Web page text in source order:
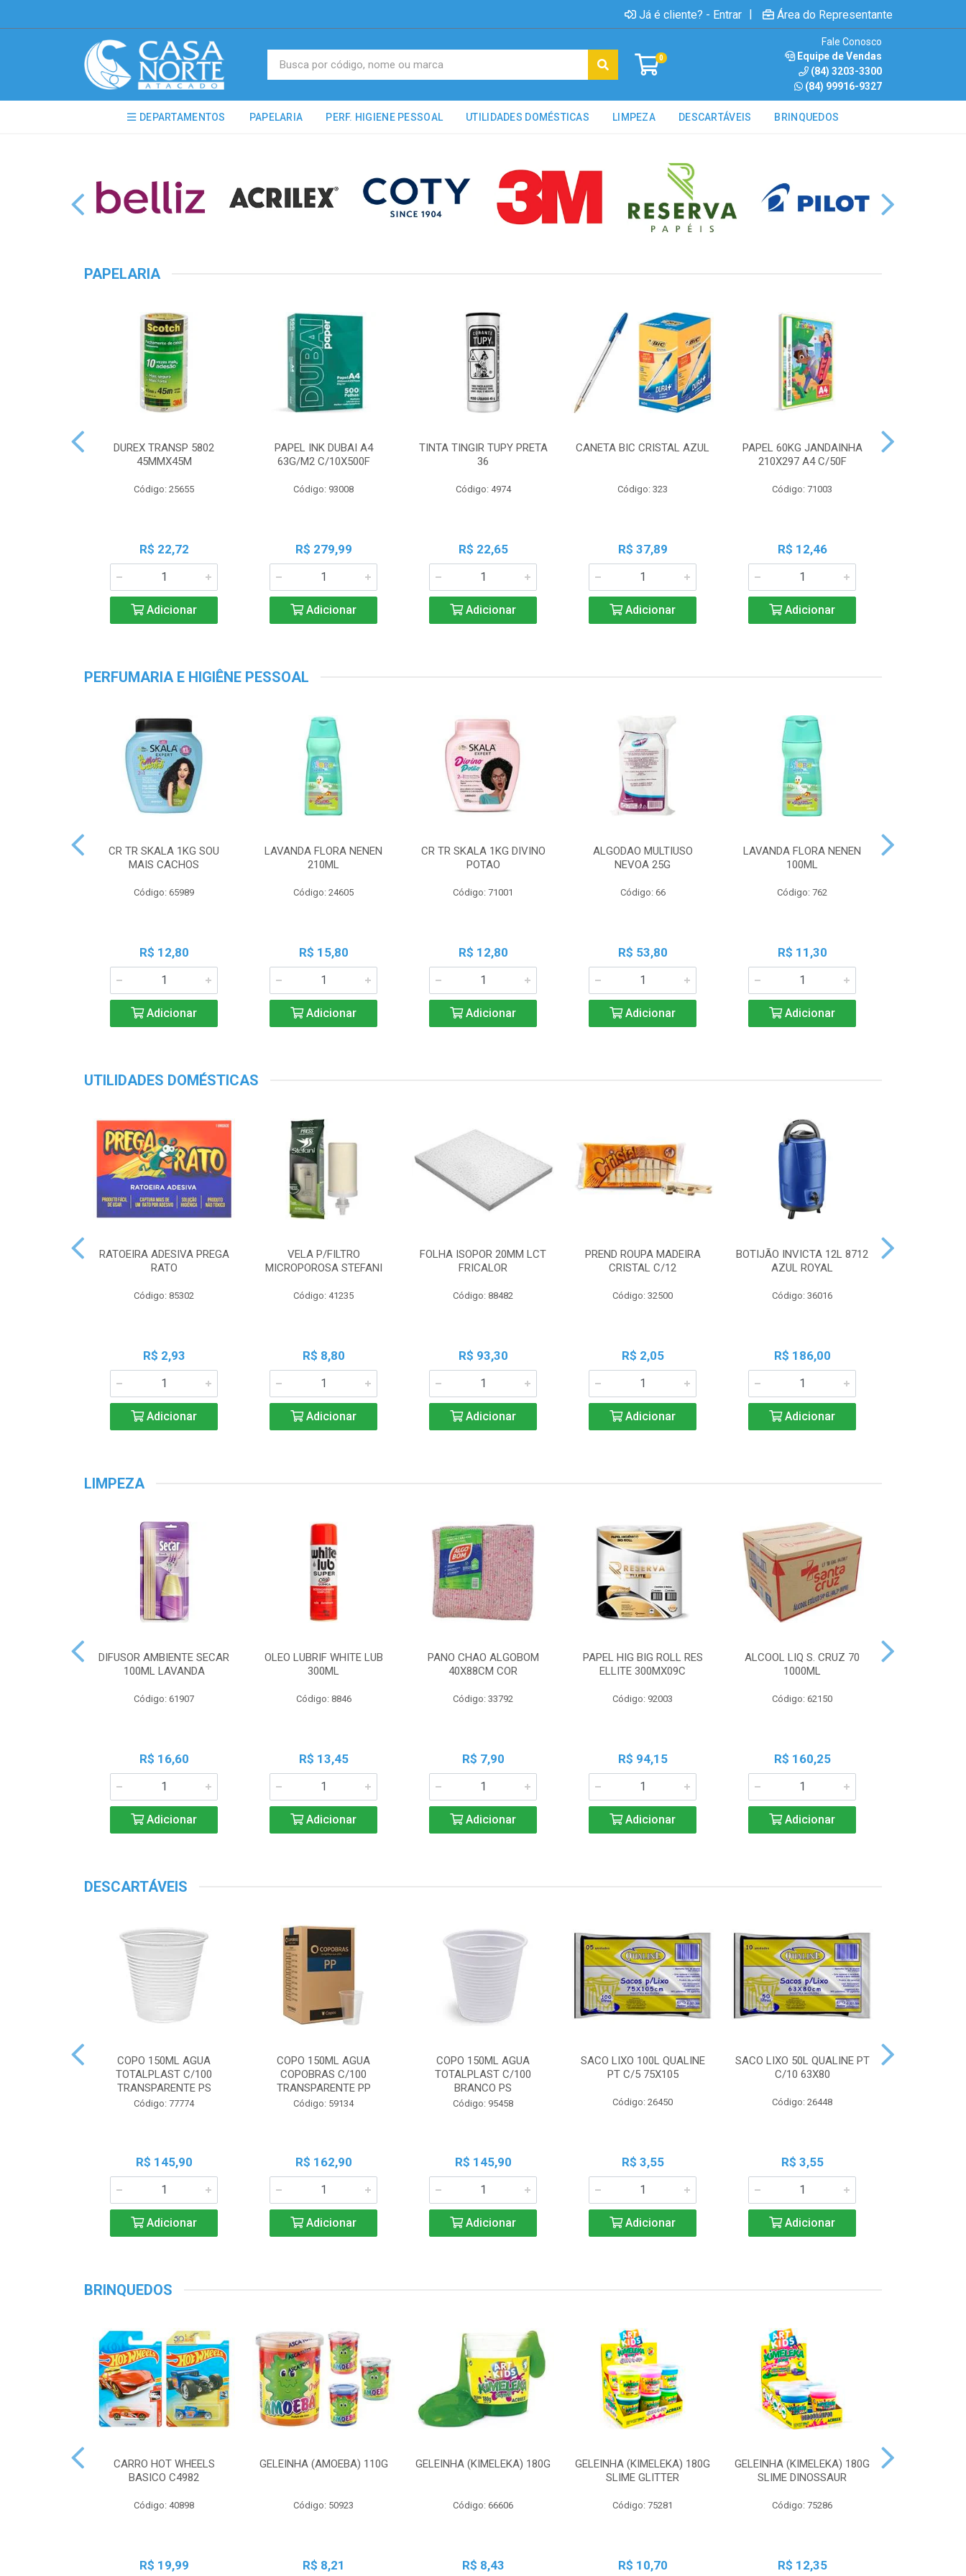
Já é cliente? - Entrar | Área do Representante
0
Fale Conosco
Equipe de Vendas
(84) 3203-3300
(84) 99916-9327
DEPARTAMENTOS PAPELARIA PERF. HIGIENE PESSOAL UTILIDADES DOMÉSTICAS LIMPEZA DESCARTÁVEIS BRINQUEDOS
PAPELARIA
DUREX TRANSP 5802
45MMX45M
Código: 25655
R$ 22,72
Adicionar
PAPEL INK DUBAI A4
63G/M2 C/10X500F
Código: 93008
R$ 279,99
Adicionar
TINTA TINGIR TUPY PRETA
36
Código: 4974
R$ 22,65
Adicionar
CANETA BIC CRISTAL AZUL
Código: 323
R$ 37,89
Adicionar
PAPEL 60KG JANDAINHA
210X297 A4 C/50F
Código: 71003
R$ 12,46
Adicionar
PERFUMARIA E HIGIÊNE PESSOAL
CR TR SKALA 1KG SOU
MAIS CACHOS
Código: 65989
R$ 12,80
Adicionar
LAVANDA FLORA NENEN
210ML
Código: 24605
R$ 15,80
Adicionar
CR TR SKALA 1KG DIVINO
POTAO
Código: 71001
R$ 12,80
Adicionar
ALGODAO MULTIUSO
NEVOA 25G
Código: 66
R$ 53,80
Adicionar
LAVANDA FLORA NENEN
100ML
Código: 762
R$ 11,30
Adicionar
UTILIDADES DOMÉSTICAS
RATOEIRA ADESIVA PREGA
RATO
Código: 85302
R$ 2,93
Adicionar
VELA P/FILTRO
MICROPOROSA STEFANI
Código: 41235
R$ 8,80
Adicionar
FOLHA ISOPOR 20MM LCT
FRICALOR
Código: 88482
R$ 93,30
Adicionar
PREND ROUPA MADEIRA
CRISTAL C/12
Código: 32500
R$ 2,05
Adicionar
BOTIJÃO INVICTA 12L 8712
AZUL ROYAL
Código: 36016
R$ 186,00
Adicionar
LIMPEZA
DIFUSOR AMBIENTE SECAR
100ML LAVANDA
Código: 61907
R$ 16,60
Adicionar
OLEO LUBRIF WHITE LUB
300ML
Código: 8846
R$ 13,45
Adicionar
PANO CHAO ALGOBOM
40X88CM COR
Código: 33792
R$ 7,90
Adicionar
PAPEL HIG BIG ROLL RES
ELLITE 300MX09C
Código: 92003
R$ 94,15
Adicionar
ALCOOL LIQ S. CRUZ 70
1000ML
Código: 62150
R$ 160,25
Adicionar
DESCARTÁVEIS
COPO 150ML AGUA
TOTALPLAST C/100
TRANSPARENTE PS
Código: 77774
R$ 145,90
Adicionar
COPO 150ML AGUA
COPOBRAS C/100
TRANSPARENTE PP
Código: 59134
R$ 162,90
Adicionar
COPO 150ML AGUA
TOTALPLAST C/100
BRANCO PS
Código: 95458
R$ 145,90
Adicionar
SACO LIXO 100L QUALINE
PT C/5 75X105
Código: 26450
R$ 3,55
Adicionar
SACO LIXO 50L QUALINE PT
C/10 63X80
Código: 26448
R$ 3,55
Adicionar
BRINQUEDOS
CARRO HOT WHEELS
BASICO C4982
Código: 40898
R$ 19,99
GELEINHA (AMOEBA) 110G
Código: 50923
R$ 8,21
GELEINHA (KIMELEKA) 180G
Código: 66606
R$ 8,43
GELEINHA (KIMELEKA) 180G
SLIME GLITTER
Código: 75281
R$ 10,70
GELEINHA (KIMELEKA) 180G
SLIME DINOSSAUR
Código: 75286
R$ 12,35